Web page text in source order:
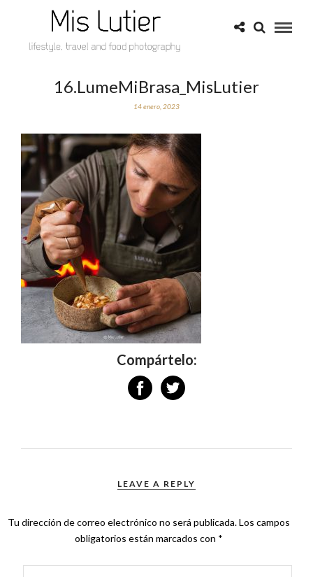
16.LumeMiBrasa_MisLutier
14 enero, 2023
Compártelo:
LEAVE A REPLY
Tu dirección de correo electrónico no será publicada.Los campos
obligatorios están marcados con *